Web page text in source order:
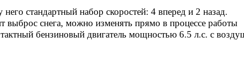
стандартный набор скоростей: 4 вперед и 2 назад.
выброс снега, можно изменять прямо в процессе работы
бензиновый двигатель мощностью 6.5 л.с. с